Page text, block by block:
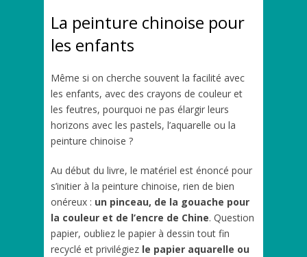
La peinture chinoise pour
les enfants
Même si on cherche souvent la facilité avec
les enfants, avec des crayons de couleur et
les feutres, pourquoi ne pas élargir leurs
horizons avec les pastels, l’aquarelle ou la
peinture chinoise ?
Au début du livre, le matériel est énoncé pour
s’initier à la peinture chinoise, rien de bien
onéreux : un pinceau, de la gouache pour
la couleur et de l’encre de Chine. Question
papier, oubliez le papier à dessin tout fin
recyclé et privilégiez le papier aquarelle ou